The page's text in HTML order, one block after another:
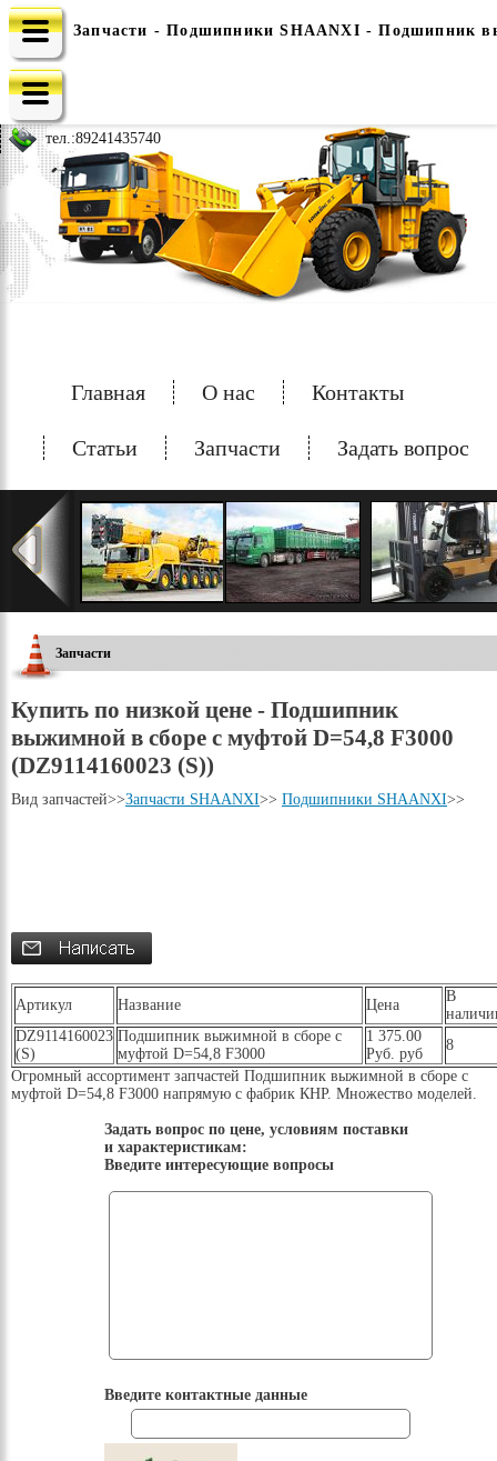
e-mail: china-spec@inbox.ru
тел.:89241435740
Главная О нас Контакты
Статьи Запчасти Задать вопрос
Запчасти
Купить по низкой цене - Подшипник
выжимной в сборе с муфтой D=54,8 F3000
(DZ9114160023 (S))
Вид запчастей>>Запчасти SHAANXI>> Подшипники SHAANXI>>
Артикул Название Цена
В
DZ9114160023
(S)
Подшипник выжимной в сборе с
муфтой D=54,8 F3000
1 375.00
Руб. руб
8
Огромный ассортимент запчастей Подшипник выжимной в сборе с
муфтой D=54,8 F3000 напрямую с фабрик КНР. Множество моделей.
Задать вопрос по цене, условиям поставки
и характеристикам:
Введите интересующие вопросы
Введите контактные данные
Запчасти - Подшипники SHAANXI - Подшипник